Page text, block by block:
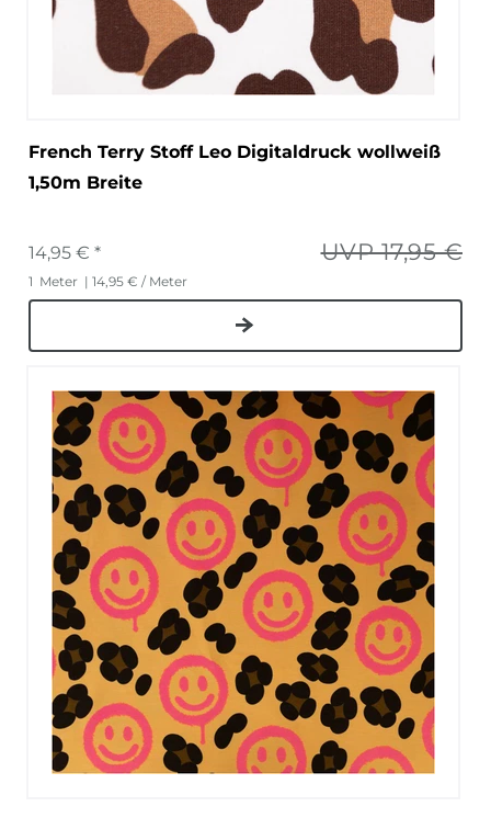
French Terry Stoff Leo Digitaldruck wollweiß
1,50m Breite
UVP 17,95 €
14,95 € *
1 Meter | 14,95 € / Meter